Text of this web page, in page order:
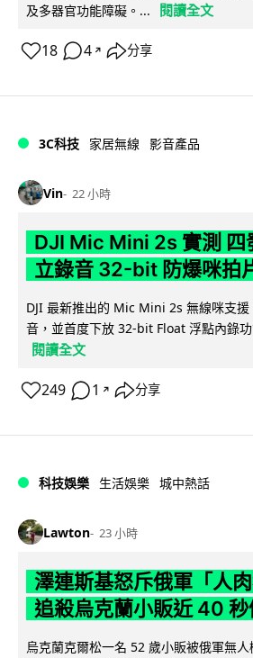
及多器官功能障礙。...
閱讀全文
18 4 ↗ 分享
3C科技 家居無線 影音產品
Vin 22 小時
DJI Mic Mini 2s 實測 四
立錄音 32-bit 防爆咪拍
DJI 最新推出的 Mic Mini 2s 無線咪支
音，並首度下放 32-bit Float 浮點內錄
閱讀全文
249 1 ↗ 分享
科技娛樂 生活娛樂 城中熱話
Lawton 23 小時
澤連斯基怒斥俄軍「人
追殺烏克蘭小販近 40
烏克蘭克爾松一名 52 歲小販被俄軍無